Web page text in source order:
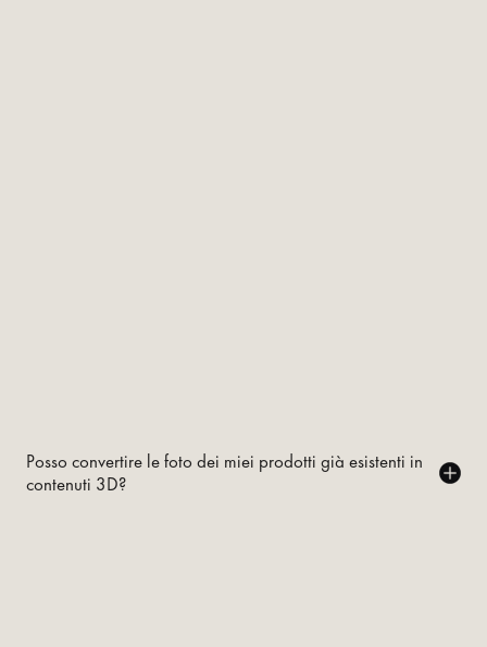
Posso convertire le foto dei miei prodotti già esistenti in
contenuti 3D?